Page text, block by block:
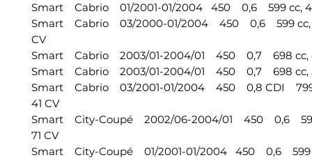
Smart Cabrio 01/2001-01/2004 450 0,6 599 cc, 45
Smart Cabrio 03/2000-01/2004 450 0,6 599 cc,
CV
Smart Cabrio 2003/01-2004/01 450 0,7 698 cc,
Smart Cabrio 2003/01-2004/01 450 0,7 698 cc,
Smart Cabrio 03/2001-01/2004 450 0,8 CDI 799
41 CV
Smart City-Coupé 2002/06-2004/01 450 0,6 599
71 CV
Smart City-Coupé 01/2001-01/2004 450 0,6 599